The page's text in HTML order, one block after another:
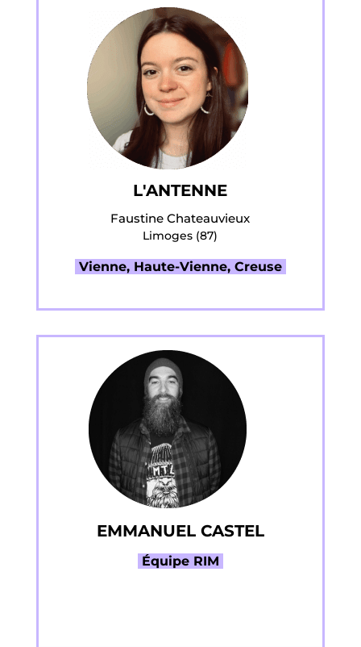
L'ANTENNE
Faustine Chateauvieux
Limoges (87)
Vienne, Haute-Vienne, Creuse
EMMANUEL CASTEL
Équipe RIM